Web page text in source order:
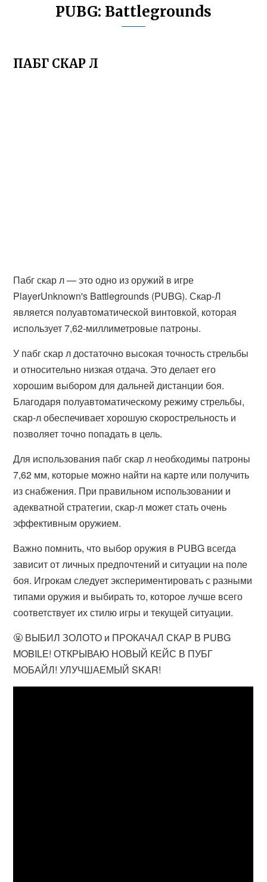
PUBG: Battlegrounds
ПАБГ СКАР Л
Пабг скар л — это одно из оружий в игре
PlayerUnknown's Battlegrounds (PUBG). Скар-Л
является полуавтоматической винтовкой, которая
использует 7,62-миллиметровые патроны.
У пабг скар л достаточно высокая точность стрельбы
и относительно низкая отдача. Это делает его
хорошим выбором для дальней дистанции боя.
Благодаря полуавтоматическому режиму стрельбы,
скар-л обеспечивает хорошую скорострельность и
позволяет точно попадать в цель.
Для использования пабг скар л необходимы патроны
7,62 мм, которые можно найти на карте или получить
из снабжения. При правильном использовании и
адекватной стратегии, скар-л может стать очень
эффективным оружием.
Важно помнить, что выбор оружия в PUBG всегда
зависит от личных предпочтений и ситуации на поле
боя. Игрокам следует экспериментировать с разными
типами оружия и выбирать то, которое лучше всего
соответствует их стилю игры и текущей ситуации.
🤬 ВЫБИЛ ЗОЛОТО и ПРОКАЧАЛ СКАР В PUBG
MOBILE! ОТКРЫВАЮ НОВЫЙ КЕЙС В ПУБГ
МОБАЙЛ! УЛУЧШАЕМЫЙ SKAR!